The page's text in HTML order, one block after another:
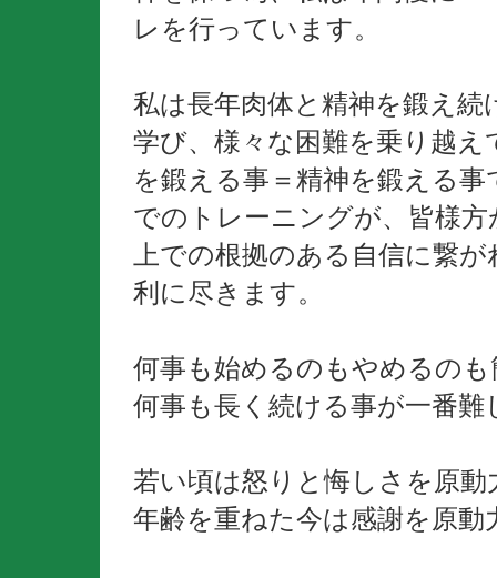
レを行っています。
私は長年肉体と精神を鍛え続
学び、様々な困難を乗り越え
を鍛える事＝精神を鍛える
でのトレーニングが、皆様
上での根拠のある自信に繋
利に尽きます。
何事も始めるのもやめるのも
何事も長く続ける事が一番難
若い頃は怒りと悔しさを原
年齢を重ねた今は感謝を原動